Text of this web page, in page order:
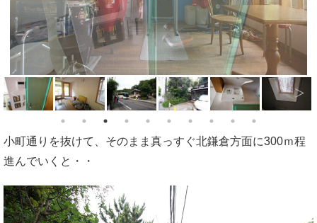
小町通りを抜けて、そのまま真っすぐ北鎌倉方面に300ｍ程
進んでいくと・・